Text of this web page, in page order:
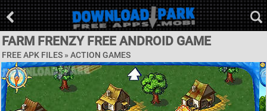
FARM FRENZY FREE ANDROID GAME
FREE APK FILES » ACTION GAMES